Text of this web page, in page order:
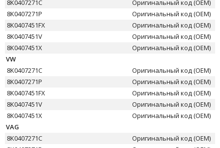
8K0407271C
Оригинальный код (OEM)
8K0407271P
Оригинальный код (OEM)
8K0407451FX
Оригинальный код (OEM)
8K0407451V
Оригинальный код (OEM)
8K0407451X
Оригинальный код (OEM)
VW
8K0407271C
Оригинальный код (OEM)
8K0407271P
Оригинальный код (OEM)
8K0407451FX
Оригинальный код (OEM)
8K0407451V
Оригинальный код (OEM)
8K0407451X
Оригинальный код (OEM)
VAG
8K0407271C
Оригинальный код (OEM)